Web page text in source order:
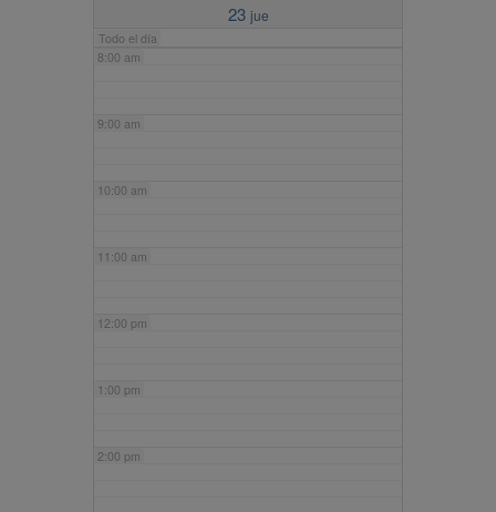
23 jue
Todo el día
8:00 am
9:00 am
10:00 am
11:00 am
12:00 pm
1:00 pm
2:00 pm